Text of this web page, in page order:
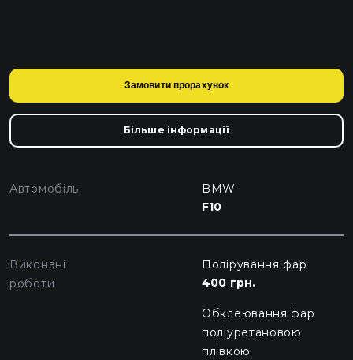
Замовити прорахунок
Більше інформації
Автомобіль
BMW
F10
Виконані
роботи
Полірування фар
400 грн.
Обклеювання фар
поліуретановою
плівкою